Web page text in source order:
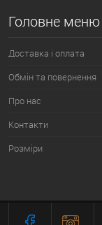
Головне меню
Доставка і оплата
Обмін та повернення
Про нас
Контакти
Розміри